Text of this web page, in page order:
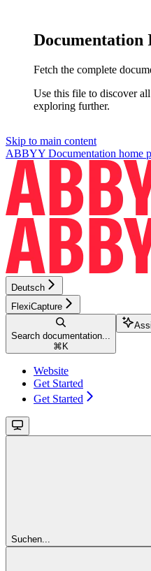
Documentation
Fetch the complete
Use this file to discover
exploring further.
Skip to main content
ABBYY Documentation home
Deutsch
FlexiCapture
Search documentation...
⌘ K
Website
Get Started
Get Started
Suchen...